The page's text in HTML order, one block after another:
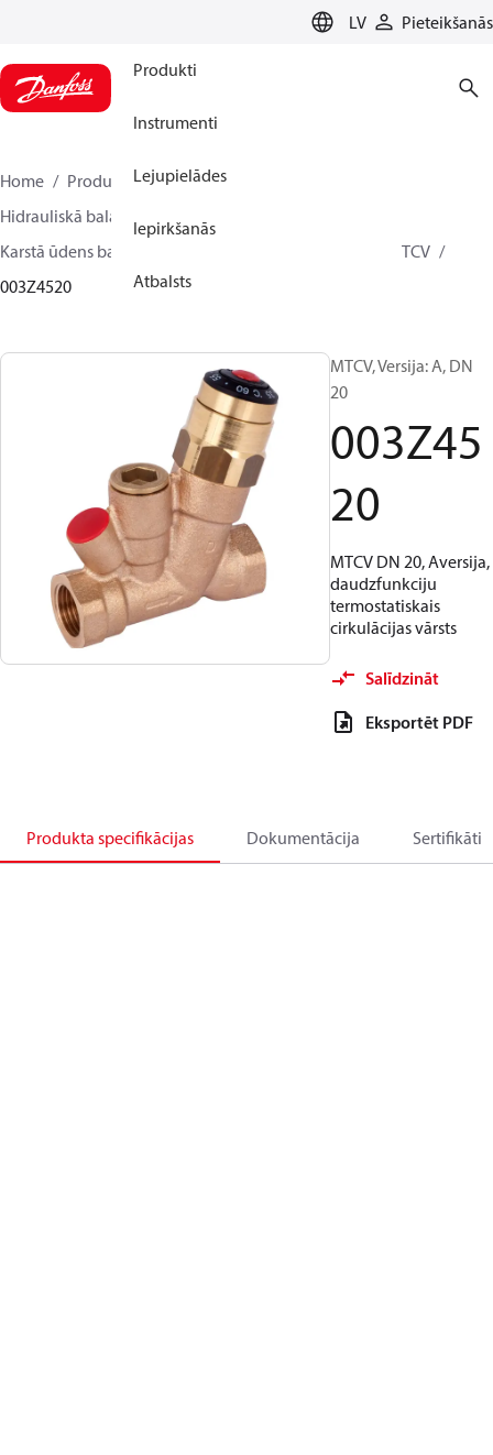
LV Pieteikšanās
Produkti
Instrumenti
Lejupielādes
Iepirkšanās
Atbalsts
Home Produkti
Climate Solutions apkurei
Hidrauliskā balansēšana un kontrole
Karstā ūdens balansēšana
MTCV
003Z4520
MTCV, Versija: A, DN
20
003Z45
20
MTCV DN 20, Aversija,
daudzfunkciju
termostatiskais
cirkulācijas vārsts
Salīdzināt
Eksportēt PDF
Produkta specifikācijas Dokumentācija Sertifikāti